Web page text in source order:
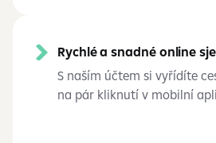
Rychlé a snadné online
S naším účtem si vyřídíte
na pár kliknutí v mobilní